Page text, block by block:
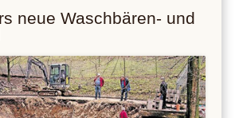
neue Waschbären- und